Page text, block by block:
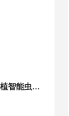
OSEN-CQ蔬菜大棚种植智能虫情测报系统